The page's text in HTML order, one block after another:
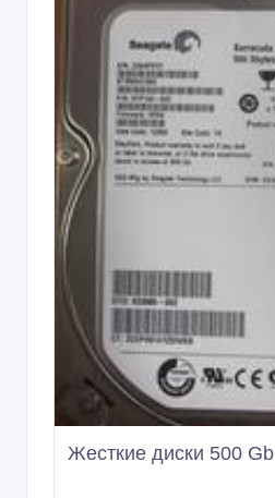
Жесткие диски 500 Gb